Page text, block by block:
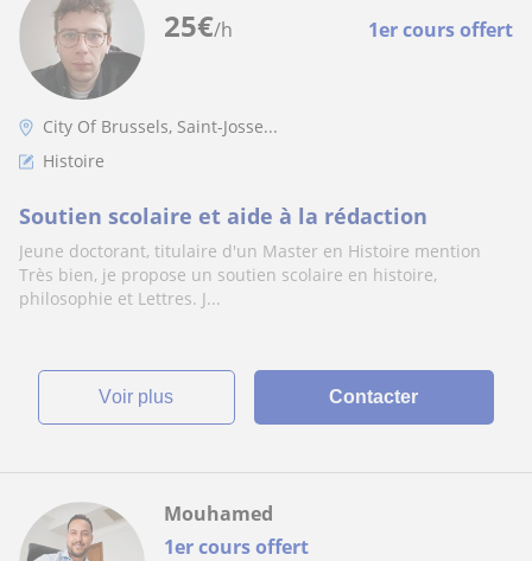
25€/h 1er cours offert
City Of Brussels, Saint-Josse...
Histoire
Soutien scolaire et aide à la rédaction
Jeune doctorant, titulaire d'un Master en Histoire mention
Très bien, je propose un soutien scolaire en histoire,
philosophie et Lettres. J...
voir plus Contacter
1er cours offert
Mouhamed